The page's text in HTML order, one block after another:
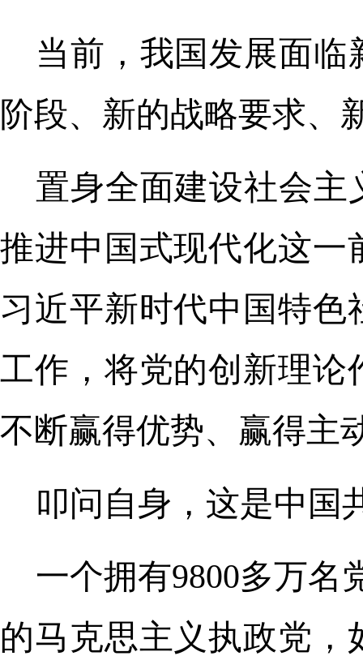
当前，我国发展面
阶段、新的战略要求、
置身全面建设社会主
推进中国式现代化这一
习近平新时代中国特
工作，将党的创新理论
不断赢得优势、赢得主
叩问自身，这是中
一个拥有9800多万名
的马克思主义执政党